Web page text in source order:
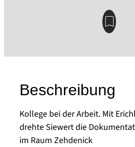
Beschreibung
Kollege bei der Arbeit. Mit
drehte Siewert die
im Raum Zehdenick